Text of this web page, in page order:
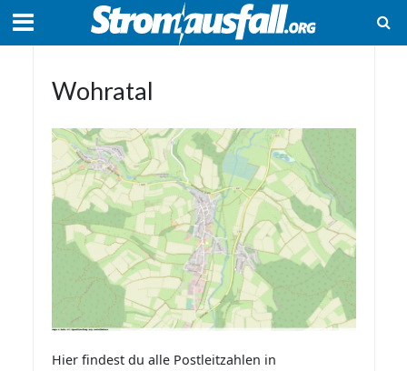
Wohratal
Hier findest du alle Postleitzahlen in